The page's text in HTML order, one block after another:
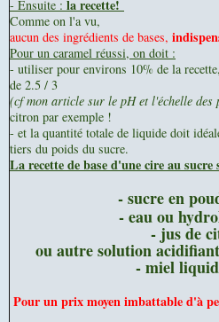
- Ensuite : la recette!
Comme on l'a vu,
aucun des ingrédients de bases,
Pour un caramel réussi, on doit :
- utiliser pour environs 10% de la
de 2.5 / 3
(cf mon article sur le pH et l'échelle
citron par exemple !
- et la quantité totale de liquide doit
tiers du poids du sucre.
La recette de base d'une cire au
- sucre en
- eau ou
- jus de
ou autre solution
- miel
Pour un prix moyen imbattable d'à